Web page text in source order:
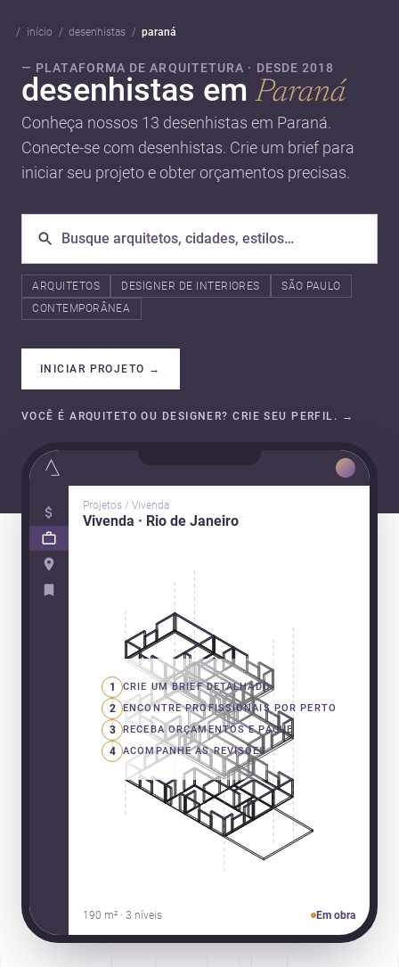
início desenhistas paraná
— PLATAFORMA DE ARQUITETURA · DESDE 2018
desenhistas emParaná
Conheça nossos 13 desenhistas em Paraná.
Conecte-se com desenhistas. Crie um brief para
iniciar seu projeto e obter orçamentos precisas.
ARQUITETOS DESIGNER DE INTERIORES
SÃO PAULO
CONTEMPORÂNEA
INICIAR PROJETO →
VOCÊ É ARQUITETO OU DESIGNER? CRIE SEU PERFIL. →
Projetos / Vivenda
Vivenda · Rio de Janeiro
1 CRIE UM BRIEF DETALHADO
2 ENCONTRE PROFISSIONAIS POR PERTO
3 RECEBA ORÇAMENTOS E PAGUE
4 ACOMPANHE AS REVISÕES
190 m² · 3 níveis Em obra